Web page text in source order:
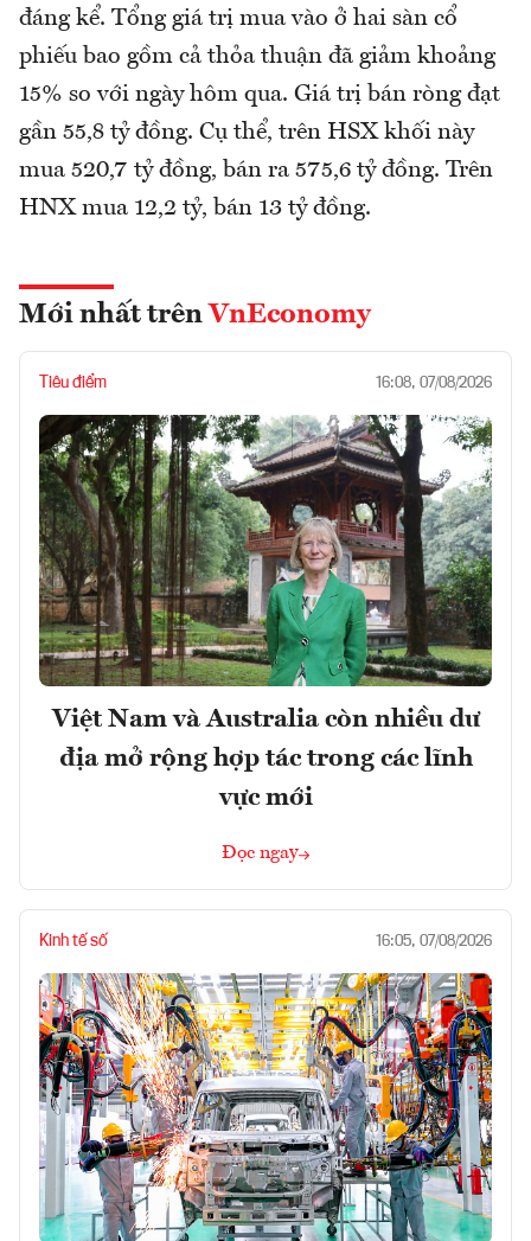
đáng kể. Tổng giá trị mua vào ở hai sàn cổ
phiếu bao gồm cả thỏa thuận đã giảm khoảng
15% so với ngày hôm qua. Giá trị bán ròng đạt
gần 55,8 tỷ đồng. Cụ thể, trên HSX khối này
mua 520,7 tỷ đồng, bán ra 575,6 tỷ đồng. Trên
HNX mua 12,2 tỷ, bán 13 tỷ đồng.
Mới nhất trên VnEconomy
Tiêu điểm 16:08, 07/08/2026
Việt Nam và Australia còn nhiều dư
địa mở rộng hợp tác trong các lĩnh
vực mới
Đọc ngay
Kinh tế số 16:05, 07/08/2026